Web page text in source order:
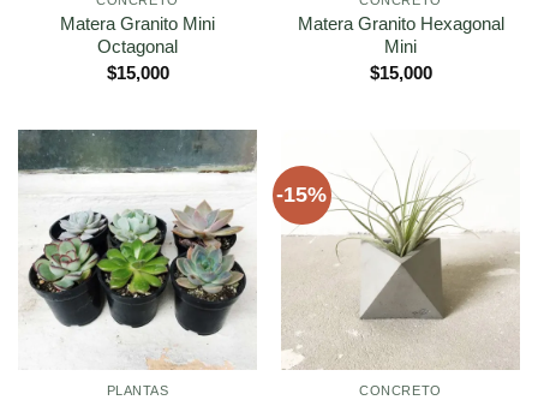
Matera Granito Mini
Octagonal
$15,000
Matera Granito Hexagonal
Mini
$15,000
PLANTAS
-15%
CONCRETO